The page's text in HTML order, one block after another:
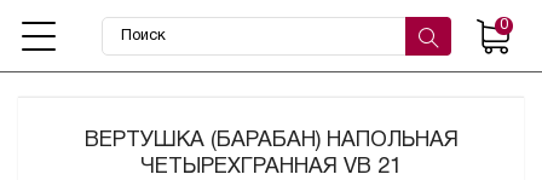
0
ВЕРТУШКА (БАРАБАН) НАПОЛЬНАЯ
ЧЕТЫРЕХГРАННАЯ VB 21